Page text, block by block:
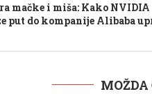
mačke i miša: Kako NVIDIA
put do kompanije Alibaba